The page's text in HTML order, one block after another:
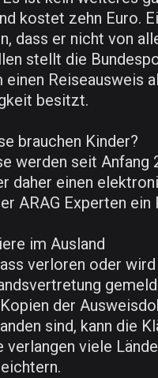
kostet zehn Euro.
dass er nicht von
stellt die
einen Reiseausweis
besitzt.
brauchen Kinder?
werden seit
daher einen
ARAG Experten
im Ausland
verloren oder
der
sind, kann die
verlangen viele